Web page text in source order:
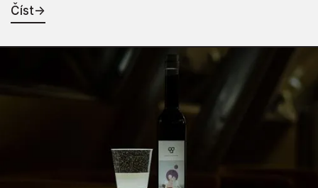
Číst→